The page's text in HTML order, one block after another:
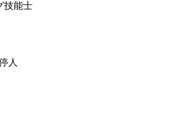
技能士
人